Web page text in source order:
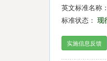
英文标准名称
标准状态： 现
实施信息反馈